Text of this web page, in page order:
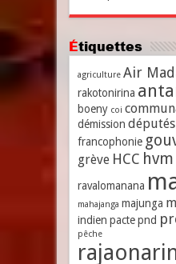
Étiquettes
agriculture Air
rakotonirina
boeny coi
démission députés
francophonie
grève HCC hvm
ravalomanana
mahajanga majunga
indien pacte pnd
pêche